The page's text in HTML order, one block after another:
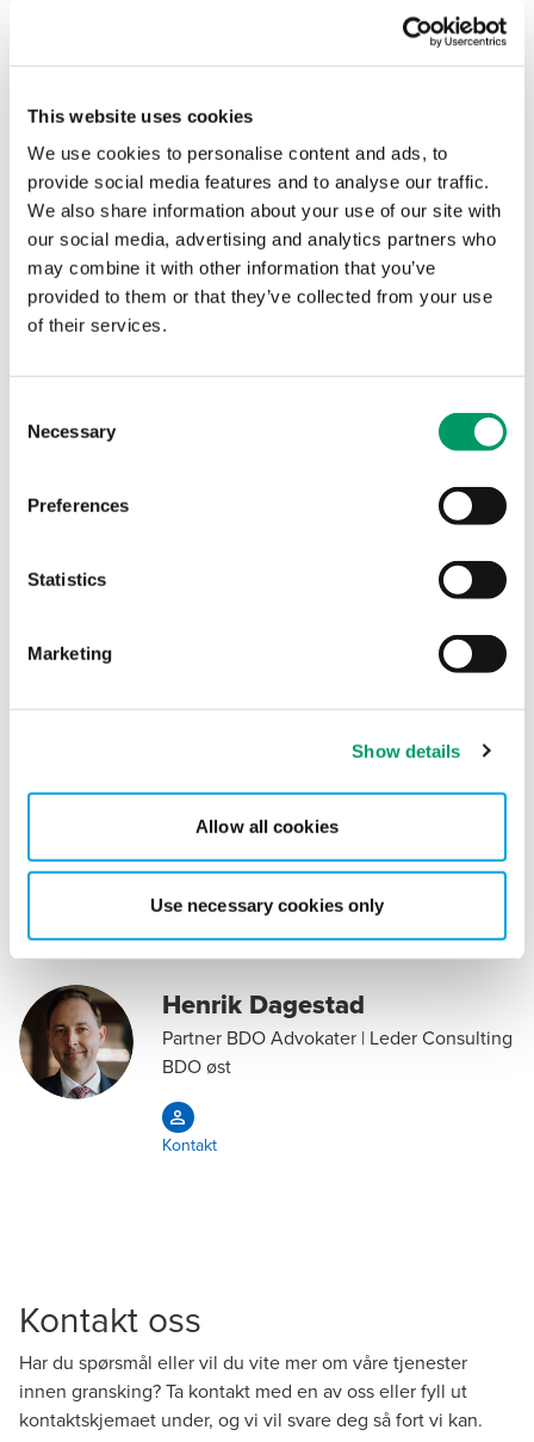
This website uses cookies
We use cookies to personalise content and ads, to
provide social media features and to analyse our traffic.
We also share information about your use of our site with
our social media, advertising and analytics partners who
may combine it with other information that you’ve
provided to them or that they’ve collected from your use
of their services.
Selection
Necessary
Preferences
Statistics
Marketing
Show details
Allow all cookies
Use necessary cookies only
kommunikasjon med relevante parter i saken.
Hva kan vi bistå med?
BDO bistår med å utarbeide varslingsrutiner som
oppfyller krav i arbeidsmiljøloven, og som gir grunnlag
for en god og etterprøvbar behandling av varsler. Ved
behov vurderer vi eksisterende rutiner ut fra erfaring
og vår forståelse av beste praksis.
Varslingsrutinen må gjøres kjent for de som skal bruke
den. Brukerne må få tilstrekkelig informasjon om
medarbeiderinvolvering og bevisstgjøring av
virksomhet.
Partner Consulting | Leder for gransking-
og varslingstjenestene
Kontakt
Henrik Dagestad
Partner BDO Advokater | Leder Consulting
BDO øst
Kontakt
Kontakt oss
Har du spørsmål eller vil du vite mer om våre tjenester
innen gransking? Ta kontakt med en av oss eller fyll ut
kontaktskjemaet under, og vi vil svare deg så fort vi kan.